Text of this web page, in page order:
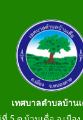
เทศบาลตำบลบ้าน